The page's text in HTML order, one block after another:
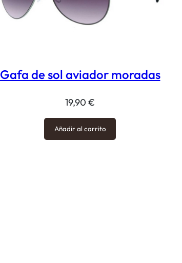
Gafa de sol aviador moradas
19,90 €
Añadir al carrito